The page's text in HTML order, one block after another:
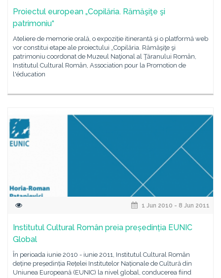
Proiectul european „Copilăria. Rămăşiţe şi
patrimoniu“
Ateliere de memorie orală, o expoziție itinerantă şi o platformă web
vor constitui etape ale proiectului „Copilăria. Rămăşiţe şi
patrimoniu coordonat de Muzeul Naţional al Ţăranului Român,
Institutul Cultural Român, Association pour la Promotion de
l'éducation
1 Jun 2010 - 8 Jun 2011
Institutul Cultural Român preia președinția EUNIC
Global
În perioada iunie 2010 - iunie 2011, Institutul Cultural Român
deține președinția Rețelei Institutelor Naționale de Cultură din
Uniunea Europeană (EUNIC) la nivel global, conducerea fiind